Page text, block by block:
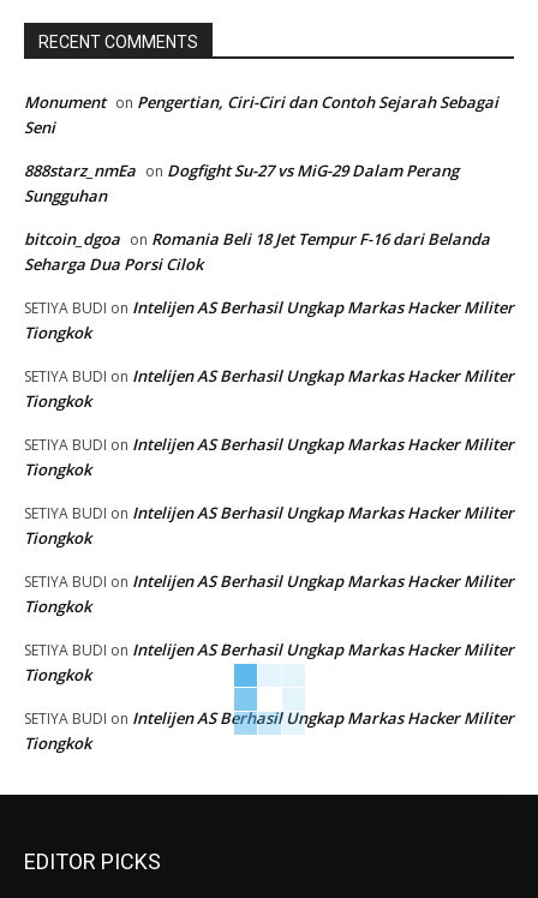
RECENT COMMENTS
Monument on Pengertian, Ciri-Ciri dan Contoh Sejarah Sebagai
Seni
888starz_nmEa on Dogfight Su-27 vs MiG-29 Dalam Perang
Sungguhan
bitcoin_dgoa on Romania Beli 18 Jet Tempur F-16 dari Belanda
Seharga Dua Porsi Cilok
SETIYA BUDI on Intelijen AS Berhasil Ungkap Markas Hacker Militer
Tiongkok
SETIYA BUDI on Intelijen AS Berhasil Ungkap Markas Hacker Militer
Tiongkok
SETIYA BUDI on Intelijen AS Berhasil Ungkap Markas Hacker Militer
Tiongkok
SETIYA BUDI on Intelijen AS Berhasil Ungkap Markas Hacker Militer
Tiongkok
SETIYA BUDI on Intelijen AS Berhasil Ungkap Markas Hacker Militer
Tiongkok
SETIYA BUDI on Intelijen AS Berhasil Ungkap Markas Hacker Militer
Tiongkok
SETIYA BUDI on Intelijen AS Berhasil Ungkap Markas Hacker Militer
Tiongkok
EDITOR PICKS